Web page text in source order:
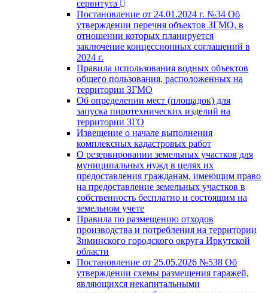
сервитута
Постановление от 24.01.2024 г. №34 Об
утверждении перечня объектов ЗГМО, в
отношении которых планируется
заключение концессионных соглашений в
2024 г.
Правила использования водных объектов
общего пользования, расположенных на
территории ЗГМО
Об определении мест (площадок) для
запуска пиротехнических изделий на
территории ЗГО
Извещение о начале выполнения
комплексных кадастровых работ
О резервировании земельных участков для
муниципальных нужд в целях их
предоставления гражданам, имеющим право
на предоставление земельных участков в
собственность бесплатно и состоящим на
земельном учете
Правила по размещению отходов
производства и потребления на территории
Зиминского городского округа Иркутской
области
Постановление от 25.05.2026 №538 Об
утверждении схемы размещения гаражей,
являющихся некапитальными